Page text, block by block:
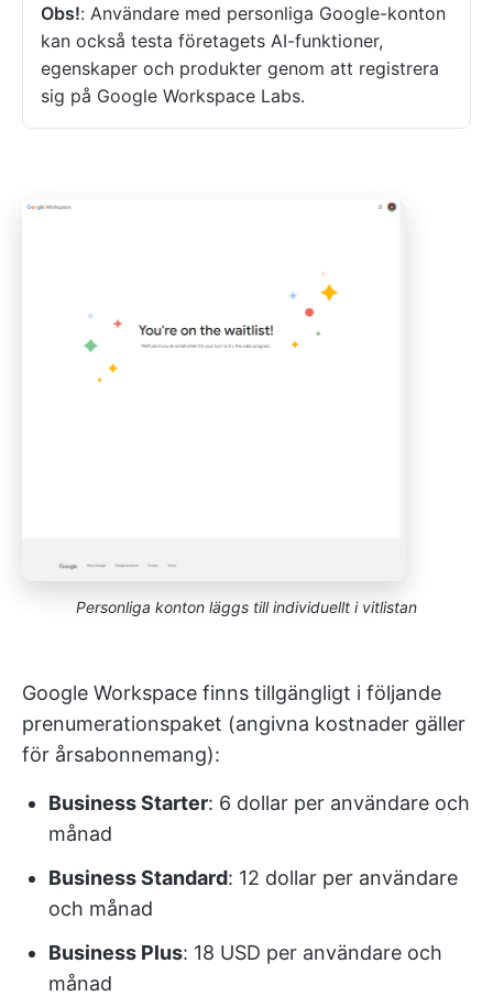
Obs!: Användare med personliga Google-konton
kan också testa företagets AI-funktioner,
egenskaper och produkter genom att registrera
sig på Google Workspace Labs.
Personliga konton läggs till individuellt i vitlistan
Google Workspace finns tillgängligt i följande
prenumerationspaket (angivna kostnader gäller
för årsabonnemang):
Business Starter: 6 dollar per användare och
månad
Business Standard: 12 dollar per användare
och månad
Business Plus: 18 USD per användare och
månad